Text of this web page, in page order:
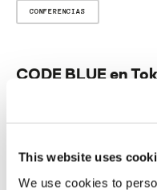
This website uses
We use cookies to
CONFERENCIAS
CODE BLUE en
Su dirección de correo